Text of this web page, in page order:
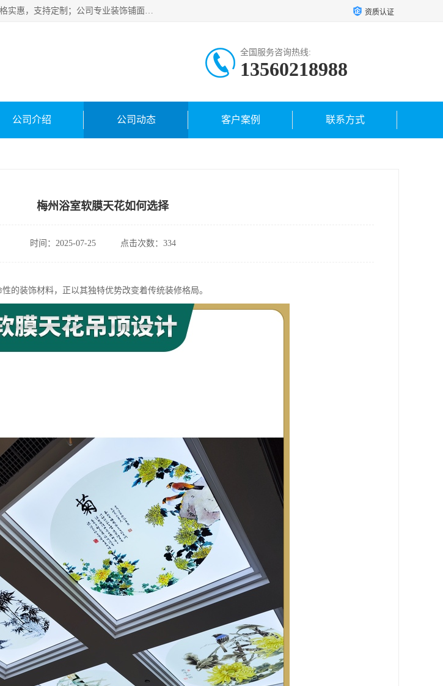
佛山朗鑫装饰工程有限公司主营软膜天花，软膜天花灯箱，卡布灯箱，张拉膜等产品，价格实惠，支持定制；公司专业装饰铺面，家居，会展特装，软膜等工程，技能精良人员，安装快、价格合理，质量保证、热诚与各方有识人士合作，欢迎新老客户来电咨询。 资质认证
全国服务咨询热线:
13560218988
公司介绍 公司动态 客户案例 联系方式
梅州浴室软膜天花如何选择
时间：2025-07-25 点击次数：334
的装饰材料，正以其独特优势改变着传统装修格局。